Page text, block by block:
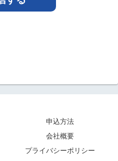
申込方法
会社概要
プライバシーポリシー